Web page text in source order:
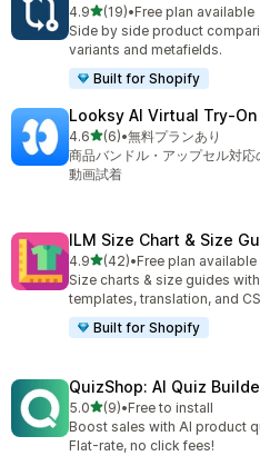
4.95つ星中
(19)
合計レビュー数：19件
•Free plan available
Side by side product
variants and metafields.
Built for Shopify
Looksy AI Virtual Try‑On
4.65つ星中
(6)
合計レビュー数：6件
•無料プランあり
商品バンドル・アップセル対応
動画試着
ILM Size Chart & Size
4.95つ星中
(42)
合計レビュー数：42件
•Free plan available
Size charts & size guides with
templates, translation, and
Built for Shopify
QuizShop: AI Quiz
5.05つ星中
(9)
合計レビュー数：9件
•Free to install
Boost sales with AI product
Flat-rate, no click fees!